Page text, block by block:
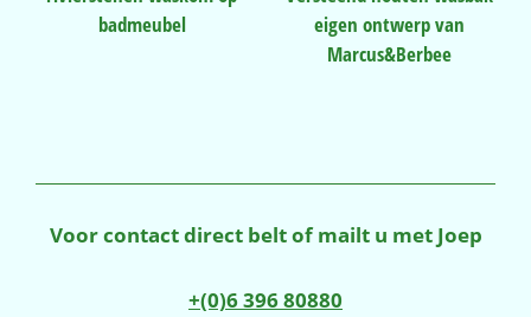
badmeubel
eigen ontwerp van
Marcus&Berbee
Voor contact direct belt of mailt u met Joep
+(0)6 396 80880